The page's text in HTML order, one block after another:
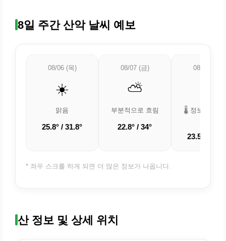
8일 주간 산악 날씨 예보
08/06 (목)
☀️
맑음
25.8° / 31.8°
08/07 (금)
⛅
부분적으로 흐림
22.8° / 34°
08/08 (토)
🌡️ 정보 업데이
23.5° /
* 좌우 스크롤 하게 되면 더 많은 정보가 나옵니다.
산 정보 및 상세 위치